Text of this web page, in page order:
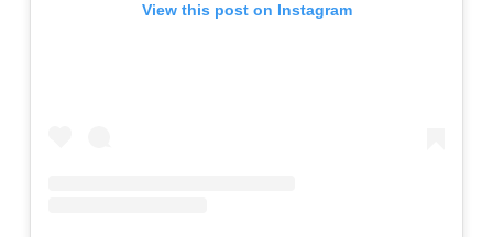
View this post on Instagram